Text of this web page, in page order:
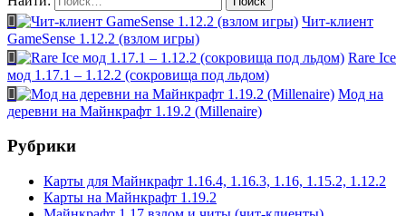
Чит-клиент
GameSense 1.12.2 (взлом игры)
Rare Ice
мод 1.17.1 – 1.12.2 (сокровища под льдом)
Мод на
деревни на Майнкрафт 1.19.2 (Millenaire)
Рубрики
Карты для Майнкрафт 1.16.4, 1.16.3, 1.16, 1.15.2, 1.12.2
Карты на Майнкрафт 1.19.2